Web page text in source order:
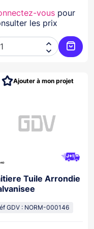
vous pour
les prix


Tuile Arrondie
GDV : NORM-000146
Ajouter à mon projet